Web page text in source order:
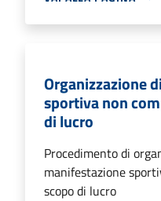
Organizzazione
sportiva non
di lucro
Procedimento di
manifestazione
scopo di lucro